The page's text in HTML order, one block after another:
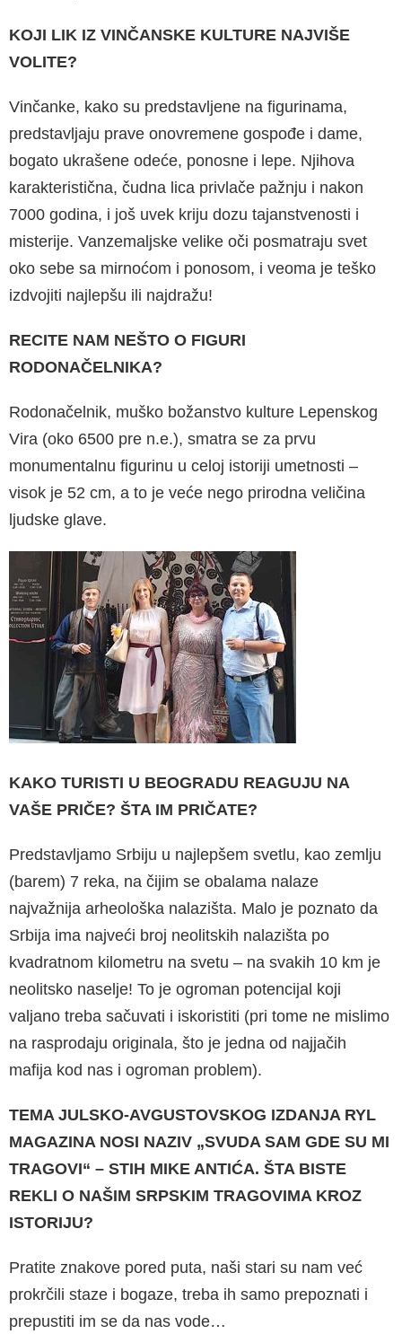
KOJI LIK IZ VINČANSKE KULTURE NAJVIŠE
VOLITE?
Vinčanke, kako su predstavljene na figurinama,
predstavljaju prave onovremene gospođe i dame,
bogato ukrašene odeće, ponosne i lepe. Njihova
karakteristična, čudna lica privlače pažnju i nakon
7000 godina, i još uvek kriju dozu tajanstvenosti i
misterije. Vanzemaljske velike oči posmatraju svet
oko sebe sa mirnoćom i ponosom, i veoma je teško
izdvojiti najlepšu ili najdražu!
RECITE NAM NEŠTO O FIGURI
RODONAČELNIKA?
Rodonačelnik, muško božanstvo kulture Lepenskog
Vira (oko 6500 pre n.e.), smatra se za prvu
monumentalnu figurinu u celoj istoriji umetnosti –
visok je 52 cm, a to je veće nego prirodna veličina
ljudske glave.
KAKO TURISTI U BEOGRADU REAGUJU NA
VAŠE PRIČE? ŠTA IM PRIČATE?
Predstavljamo Srbiju u najlepšem svetlu, kao zemlju
(barem) 7 reka, na čijim se obalama nalaze
najvažnija arheološka nalazišta. Malo je poznato da
Srbija ima najveći broj neolitskih nalazišta po
kvadratnom kilometru na svetu – na svakih 10 km je
neolitsko naselje! To je ogroman potencijal koji
valjano treba sačuvati i iskoristiti (pri tome ne mislimo
na rasprodaju originala, što je jedna od najjačih
mafija kod nas i ogroman problem).
TEMA JULSKO-AVGUSTOVSKOG IZDANJA RYL
MAGAZINA NOSI NAZIV „SVUDA SAM GDE SU MI
TRAGOVI“ – STIH MIKE ANTIĆA. ŠTA BISTE
REKLI O NAŠIM SRPSKIM TRAGOVIMA KROZ
ISTORIJU?
Pratite znakove pored puta, naši stari su nam već
prokrčili staze i bogaze, treba ih samo prepoznati i
prepustiti im se da nas vode…